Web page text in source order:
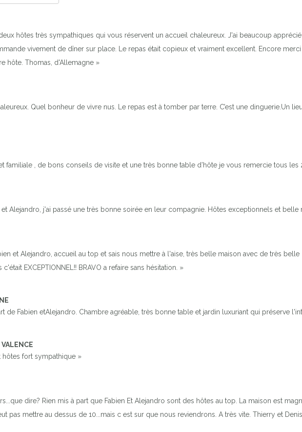
hôtes très sympathiques qui vous réservent un accueil chaleureux. J'ai beaucoup
vivement de dîner sur place. Le repas était copieux et vraiment excellent. Encore
hôte. Thomas, d'Allemagne »
Quel bonheur de vivre nus. Le repas est à tomber par terre. C’est une dinguerie.Un
familiale , de bons conseils de visite et une très bonne table d’hôte je vous remercie tous les
Alejandro, j'ai passé une très bonne soirée en leur compagnie. Hôtes exceptionnels et
et Alejandro, accueil au top et sais nous mettre à l'aise, très belle maison avec de très
EXCEPTIONNEL!! BRAVO a refaire sans hésitation. »
de Fabien etAlejandro. Chambre agréable, très bonne table et jardin luxuriant qui préserve
hôtes fort sympathique »
dire? Rien mis à part que Fabien Et Alejandro sont des hôtes au top. La maison est
pas mettre au dessus de 10...mais c est sur que nous reviendrons. A très vite. Thierry et